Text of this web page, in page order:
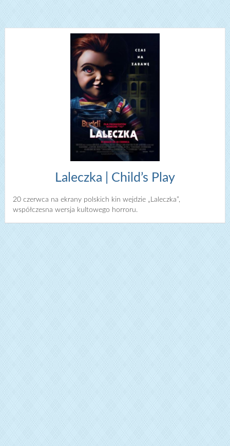
Laleczka | Child’s Play
20 czerwca na ekrany polskich kin wejdzie „Laleczka”,
współczesna wersja kultowego horroru.